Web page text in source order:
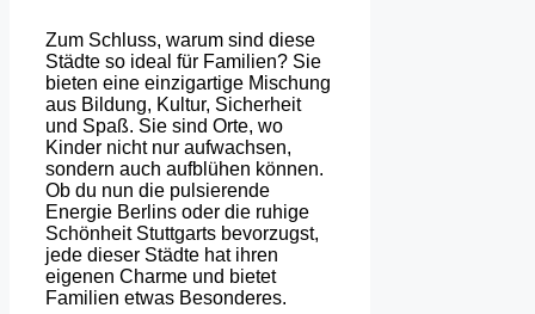
Zum Schluss, warum sind diese
Städte so ideal für Familien? Sie
bieten eine einzigartige Mischung
aus Bildung, Kultur, Sicherheit
und Spaß. Sie sind Orte, wo
Kinder nicht nur aufwachsen,
sondern auch aufblühen können.
Ob du nun die pulsierende
Energie Berlins oder die ruhige
Schönheit Stuttgarts bevorzugst,
jede dieser Städte hat ihren
eigenen Charme und bietet
Familien etwas Besonderes.